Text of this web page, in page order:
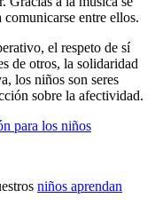
entre ellos.
el respeto de sí
de otros, la solidaridad
los niños son seres
sobre la afectividad.
para los niños
niños aprendan